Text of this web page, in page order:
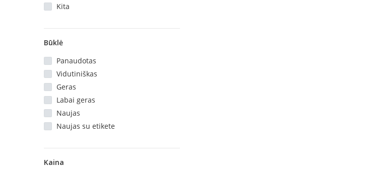
Kita
Būklė
Panaudotas
Vidutiniškas
Geras
Labai geras
Naujas
Naujas su etikete
Kaina